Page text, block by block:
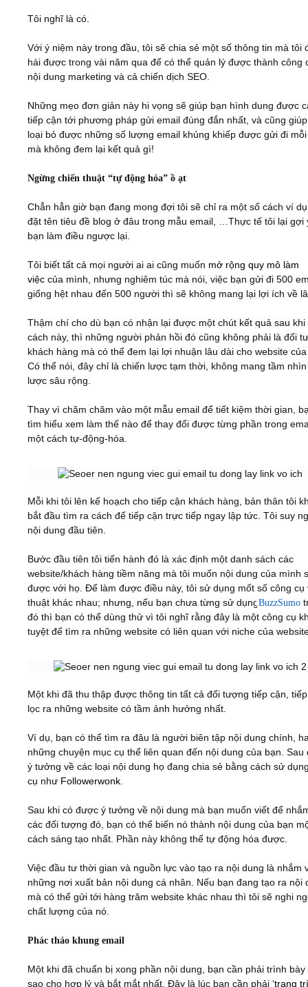
Tôi nghĩ là có.
Với ý niệm này trong đầu, tôi sẽ chia sẻ một số thông tin mà tôi
hái được trong vài năm qua để có thể quản lý được thành công
nội dung marketing và cả chiến dịch SEO.
Những mẹo đơn giản này hi vọng sẽ giúp bạn hình dung được
tiếp cận tới phương pháp gửi email đúng đắn nhất, và cũng
loại bỏ được những số lượng email khủng khiếp được gửi đi
mà không đem lại kết quả gì!
Ngừng chiến thuật “tự động hóa” ồ ạt
Chẳn hẳn giờ bạn đang mong đợi tôi sẽ chỉ ra một số cách ví
đặt tên tiêu đề blog ở đâu trong mẫu email, …Thực tế tôi lại gợi
bạn làm điều ngược lại.
Tôi biết tất cả mọi người ai ai cũng muốn mở rộng quy mô làm
việc của mình, nhưng nghiêm túc mà nói, việc bạn gửi đi 500
giống hệt nhau đến 500 người thì sẽ không mang lại lợi ích về
Thậm chí cho dù bạn có nhận lại được một chút kết quả sau khi
cách này, thì những người phản hồi đó cũng không phải là đối
khách hàng mà có thể đem lại lợi nhuận lâu dài cho website
Có thể nói, đây chỉ là chiến lược tạm thời, không mang tầm
lược sâu rộng.
Thay vì chăm chăm vào một mẫu email để tiết kiệm thời gian,
tìm hiểu xem làm thế nào để thay đổi được từng phần trong
một cách tự-động-hóa.
Mỗi khi tôi lên kế hoạch cho tiếp cận khách hàng, bản thân tôi
bắt đầu tìm ra cách để tiếp cận trực tiếp ngay lập tức. Tôi suy
nội dung đầu tiên.
Bước đầu tiên tôi tiến hành đó là xác định một danh sách các
website/khách hàng tiềm năng mà tôi muốn nội dung của mình
được với họ. Để làm được điều này, tôi sử dụng mốt số công cụ
thuật khác nhau; nhưng, nếu bạn chưa từng sử dụng BuzzSumo
đó thì bạn có thể dùng thử vì tôi nghĩ rằng đây là một công cụ
tuyệt để tìm ra những website có liên quan với niche của
Một khi đã thu thập được thông tin tất cả đối tượng tiếp cận,
lọc ra những website có tầm ảnh hưởng nhất.
Ví dụ, bạn có thể tìm ra đâu là người biên tập nội dung chính,
những chuyện mục cụ thể liên quan đến nội dung của bạn. Sau
ý tưởng về các loại nội dung họ đang chia sẻ bằng cách sử
cụ như Followerwonk
Sau khi có được ý tưởng về nội dung mà bạn muốn viết để
các đối tượng đó, bạn có thể biến nó thành nội dung của bạn
cách sáng tạo nhất. Phần này không thể tự động hóa được.
Việc đầu tư thời gian và nguồn lực vào tạo ra nội dung là nhắm
những nơi xuất bản nội dung cá nhân. Nếu bạn đang tạo ra nội
mà có thể gửi tới hàng trăm website khác nhau thì tôi sẽ nghi
chất lượng của nó.
Phác thảo khung email
Một khi đã chuẩn bị xong phần nội dung, bạn cần phải trình bày
sao cho hợp lý và bắt mắt nhất. Đây là lúc bạn cần phải ‘trang